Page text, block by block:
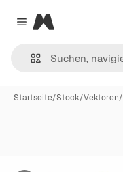
Close menu
Magnific
Startseite/Stock/Vektoren/